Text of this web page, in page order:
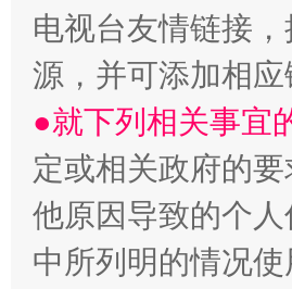
揭批美国五大"原罪"
电视台友情链接
源，并可添加相应
●就下列相关事宜
定或相关政府的
他原因导致的个人
中所列明的情况